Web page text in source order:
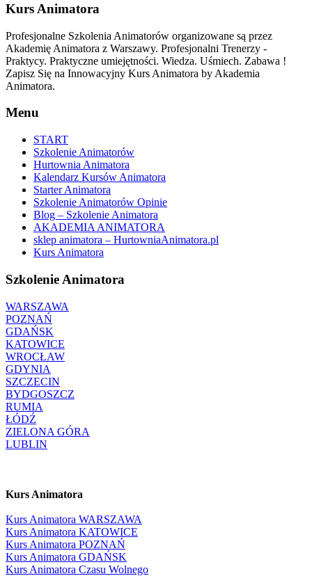
Kurs Animatora
Profesjonalne Szkolenia Animatorów organizowane są przez
Akademię Animatora z Warszawy. Profesjonalni Trenerzy -
Praktycy. Praktyczne umiejętności. Wiedza. Uśmiech. Zabawa !
Zapisz Się na Innowacyjny Kurs Animatora by Akademia
Animatora.
Menu
START
Szkolenie Animatorów
Hurtownia Animatora
Kalendarz Kursów Animatora
Starter Animatora
Szkolenie Animatorów Opinie
Blog – Szkolenie Animatora
AKADEMIA ANIMATORA
sklep animatora – HurtowniaAnimatora.pl
Kurs Animatora
Szkolenie Animatora
WARSZAWA
POZNAŃ
GDAŃSK
KATOWICE
WROCŁAW
GDYNIA
SZCZECIN
BYDGOSZCZ
RUMIA
ŁÓDŹ
ZIELONA GÓRA
LUBLIN
Kurs Animatora
Kurs Animatora WARSZAWA
Kurs Animatora KATOWICE
Kurs Animatora POZNAŃ
Kurs Animatora GDAŃSK
Kurs Animatora Czasu Wolnego